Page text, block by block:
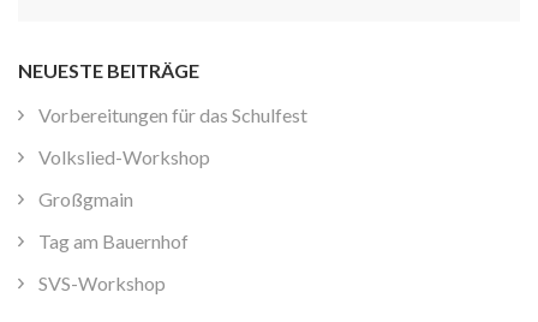
NEUESTE BEITRÄGE
Vorbereitungen für das Schulfest
Volkslied-Workshop
Großgmain
Tag am Bauernhof
SVS-Workshop